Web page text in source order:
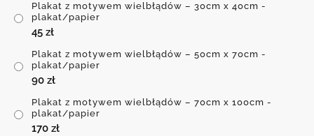
Plakat z motywem wielbłądów – 30cm x 40cm -
plakat/papier
45 zł
Plakat z motywem wielbłądów – 50cm x 70cm -
plakat/papier
90 zł
Plakat z motywem wielbłądów – 70cm x 100cm -
plakat/papier
170 zł